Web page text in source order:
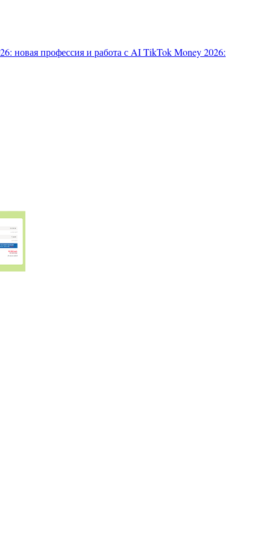
новая профессия и работа с AITikTok Money 2026: